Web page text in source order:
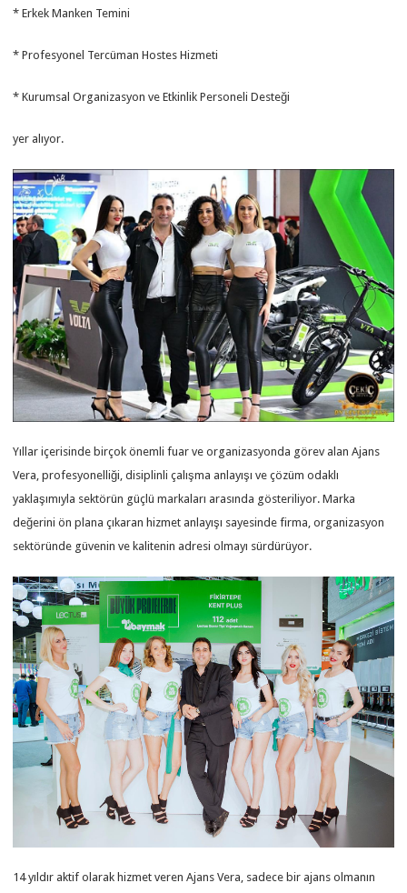
* Erkek Manken Temini
* Profesyonel Tercüman Hostes Hizmeti
* Kurumsal Organizasyon ve Etkinlik Personeli Desteği
yer alıyor.
Yıllar içerisinde birçok önemli fuar ve organizasyonda görev alan Ajans
Vera, profesyonelliği, disiplinli çalışma anlayışı ve çözüm odaklı
yaklaşımıyla sektörün güçlü markaları arasında gösteriliyor. Marka
değerini ön plana çıkaran hizmet anlayışı sayesinde firma, organizasyon
sektöründe güvenin ve kalitenin adresi olmayı sürdürüyor.
14 yıldır aktif olarak hizmet veren Ajans Vera, sadece bir ajans olmanın